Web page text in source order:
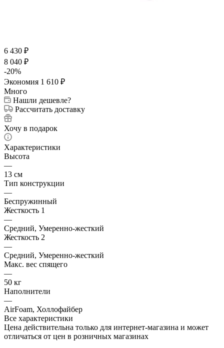
6 430 ₽
8 040 ₽
-20%
Экономия 1 610 ₽
Много
Нашли дешевле?
Рассчитать доставку
Хочу в подарок
Характеристики
Высота
—
13 см
Тип конструкции
—
Беспружинный
Жесткость 1
—
Средний, Умеренно-жесткий
Жесткость 2
—
Средний, Умеренно-жесткий
Макс. вес спящего
—
50 кг
Наполнители
—
AirFoam, Холлофайбер
Все характеристики
Цена действительна только для интернет-магазина и может
отличаться от цен в розничных магазинах